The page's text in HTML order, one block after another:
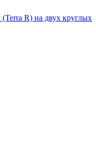
R) на двух круглых